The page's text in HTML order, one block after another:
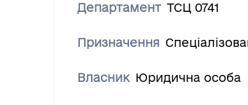
Департамент ТСЦ 0741
Призначення
Власник Юридична особа